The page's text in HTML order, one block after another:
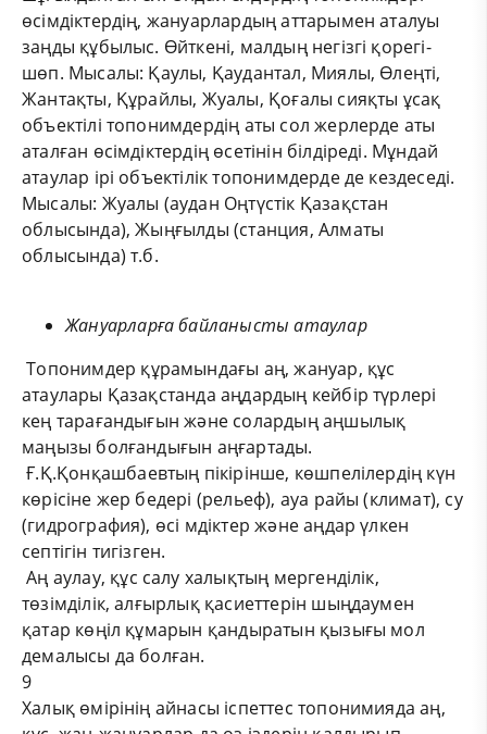
өсімдіктердің, жануарлардың аттарымен аталуы
заңды құбылыс. Өйткені, малдың негізгі қорегі-
шөп. Мысалы: Қаулы, Қаудантал, Миялы, Өлеңті,
Жантақты, Құрайлы, Жуалы, Қоғалы сияқты ұсақ
объектілі топонимдердің аты сол жерлерде аты
аталған өсімдіктердің өсетінін білдіреді. Мұндай
атаулар ірі объектілік топонимдерде де кездеседі.
Мысалы: Жуалы (аудан Оңтүстік Қазақстан
облысында), Жыңғылды (станция, Алматы
облысында) т.б.
Жануарларға байланысты атаулар
Топонимдер құрамындағы аң, жануар, құс
атаулары Қазақстанда аңдардың кейбір түрлері
кең тарағандығын және солардың аңшылық
маңызы болғандығын аңғартады.
Ғ.Қ.Қонқашбаевтың пікірінше, көшпелілердің күн
көрісіне жер бедері (рельеф), ауа райы (климат), су
(гидрография), өсі мдіктер және аңдар үлкен
септігін тигізген.
Аң аулау, құс салу халықтың мергенділік,
төзімділік, алғырлық қасиеттерін шыңдаумен
қатар көңіл құмарын қандыратын қызығы мол
демалысы да болған.
9
Халық өмірінің айнасы іспеттес топонимияда аң,